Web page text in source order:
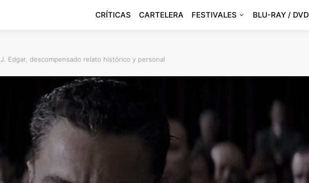
CRÍTICAS CARTELERA FESTIVALES BLU-RAY / DVD
J. Edgar, descompensado relato histórico y personal